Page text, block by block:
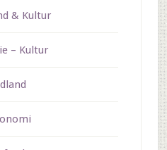
& Kultur
– Kultur